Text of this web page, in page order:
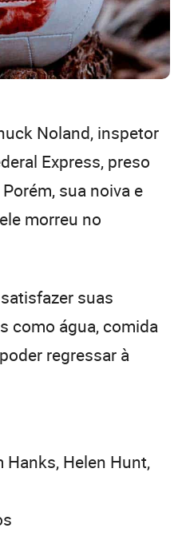
Noland, inspetor
Express, preso
sua noiva e
morreu no
suas
como água, comida
regressar à
Hanks, Helen Hunt,